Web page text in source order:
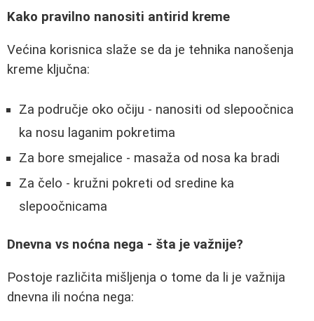
Kako pravilno nanositi antirid kreme
Većina korisnica slaže se da je tehnika nanošenja
kreme ključna:
Za područje oko očiju - nanositi od slepoočnica
ka nosu laganim pokretima
Za bore smejalice - masaža od nosa ka bradi
Za čelo - kružni pokreti od sredine ka
slepoočnicama
Dnevna vs noćna nega - šta je važnije?
Postoje različita mišljenja o tome da li je važnija
dnevna ili noćna nega: